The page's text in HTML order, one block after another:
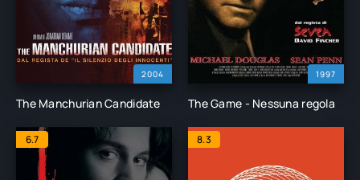
2004
The Manchurian Candidate
1997
The Game - Nessuna regola
6.7 8.3